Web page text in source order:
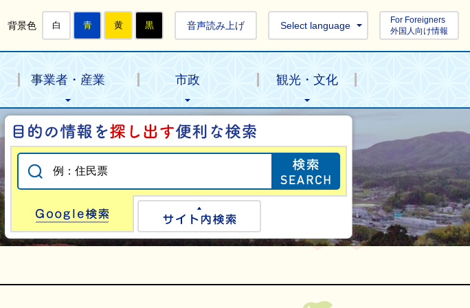
背景色 白 青 黄 黒 音声読み上げ Select language
For Foreigners
外国人向け情報
事業者・産業 市政 観光・文化
目的の情報を探
Google検索